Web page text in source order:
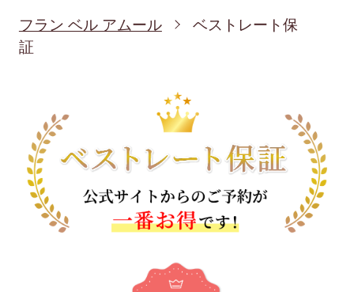
フラン ベル アムール
ベストレート保
証